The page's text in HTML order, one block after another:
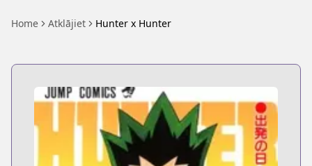
Home Atklājiet Hunter x Hunter